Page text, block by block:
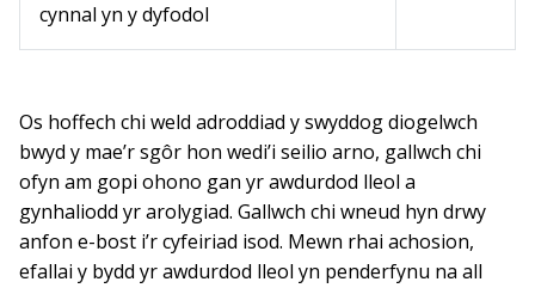
cynnal yn y dyfodol
Os hoffech chi weld adroddiad y swyddog diogelwch
bwyd y mae’r sgôr hon wedi’i seilio arno, gallwch chi
ofyn am gopi ohono gan yr awdurdod lleol a
gynhaliodd yr arolygiad. Gallwch chi wneud hyn drwy
anfon e-bost i’r cyfeiriad isod. Mewn rhai achosion,
efallai y bydd yr awdurdod lleol yn penderfynu na all